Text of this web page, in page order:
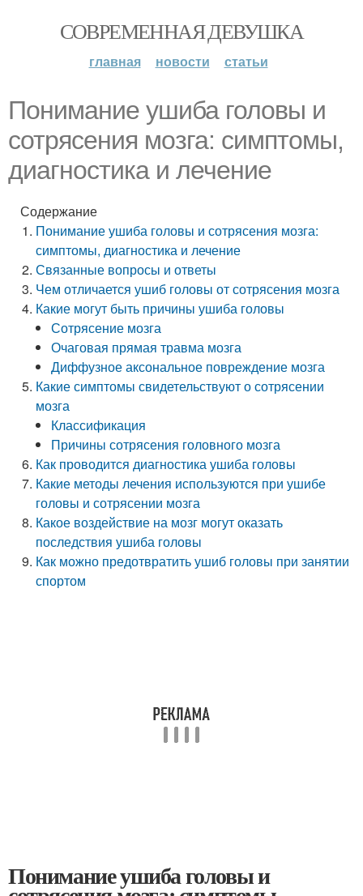
СОВРЕМЕННАЯ ДЕВУШКА
главная новости статьи
Понимание ушиба головы и
сотрясения мозга: симптомы,
диагностика и лечение
Содержание
Понимание ушиба головы и сотрясения мозга:
симптомы, диагностика и лечение
Связанные вопросы и ответы
Чем отличается ушиб головы от сотрясения мозга
Какие могут быть причины ушиба головы
Сотрясение мозга
Очаговая прямая травма мозга
Диффузное аксональное повреждение мозга
Какие симптомы свидетельствуют о сотрясении
мозга
Классификация
Причины сотрясения головного мозга
Как проводится диагностика ушиба головы
Какие методы лечения используются при ушибе
головы и сотрясении мозга
Какое воздействие на мозг могут оказать
последствия ушиба головы
Как можно предотвратить ушиб головы при занятии
спортом
Понимание ушиба головы и